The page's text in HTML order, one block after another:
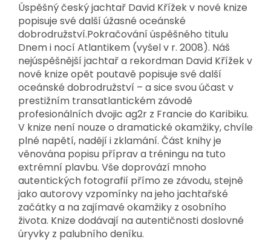
Úspěšný český jachtař David Křížek v nové knize
popisuje své další úžasné oceánské
dobrodružství.Pokračování úspěšného titulu
Dnem i nocí Atlantikem (vyšel v r. 2008). Náš
nejúspěšnější jachtař a rekordman David Křížek v
nové knize opět poutavě popisuje své další
oceánské dobrodružství – a sice svou účast v
prestižním transatlantickém závodě
profesionálních dvojic ag2r z Francie do Karibiku.
V knize není nouze o dramatické okamžiky, chvíle
plné napětí, nadějí i zklamání. Část knihy je
věnována popisu příprav a tréningu na tuto
extrémní plavbu. Vše doprovází mnoho
autentických fotografií přímo ze závodu, stejně
jako autorovy vzpomínky na jeho jachtařské
začátky a na zajímavé okamžiky z osobního
života. Knize dodávají na autentičnosti doslovné
úryvky z palubního deníku.